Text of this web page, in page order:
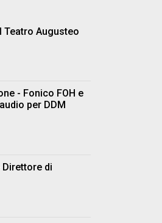
Teatro Augusteo
- Fonico FOH e
per DDM
di